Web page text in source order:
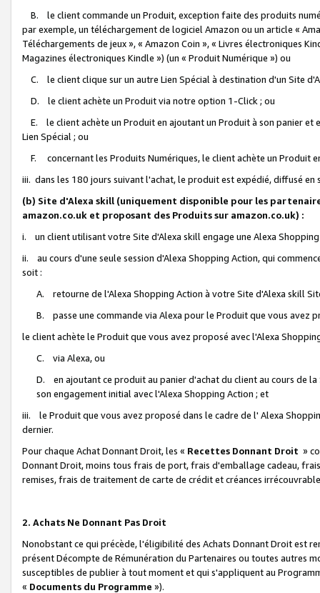
B. le client commande un Produit, exception faite des produits
par exemple, un téléchargement de logiciel Amazon ou un article «
Téléchargements de jeux », « Amazon Coin », « Livres électroniques
Magazines électroniques Kindle ») (un « Produit Numérique ») ou
C. le client clique sur un autre Lien Spécial à destination d'un Site
D. le client achète un Produit via notre option 1-Click ; ou
E. le client achète un Produit en ajoutant un Produit à son panier et
Lien Spécial ; ou
F. concernant les Produits Numériques, le client achète un Produit
iii. dans les 180 jours suivant l'achat, le produit est expédié, diffusé
(b) Site d'Alexa skill (uniquement disponible pour les
amazon.co.uk et proposant des Produits sur amazon.co.uk) :
i. un client utilisant votre Site d'Alexa skill engage une Alexa
ii. au cours d'une seule session d'Alexa Shopping Action, qui
soit :
A. retourne de l'Alexa Shopping Action à votre Site d'Alexa skill
B. passe une commande via Alexa pour le Produit que vous avez
le client achète le Produit que vous avez proposé avec l'Alexa
C. via Alexa, ou
D. en ajoutant ce produit au panier d'achat du client au cours de
son engagement initial avec l'Alexa Shopping Action ; et
iii. le Produit que vous avez proposé dans le cadre de l' Alexa
dernier.
Pour chaque Achat Donnant Droit, les « Recettes Donnant Droit »
Donnant Droit, moins tous frais de port, frais d'emballage cadeau,
remises, frais de traitement de carte de crédit et créances
2. Achats Ne Donnant Pas Droit
Nonobstant ce qui précède, l'éligibilité des Achats Donnant Droit est
présent Décompte de Rémunération du Partenaires ou toutes autres
susceptibles de publier à tout moment et qui s'appliquent au
« Documents du Programme »).